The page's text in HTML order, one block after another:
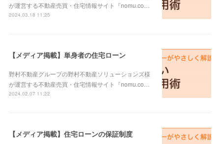
が運営する不動産売買・住宅情報サイト『nomu.co…
2024.03.18 11:25
【メディア掲載】単身者の住宅ローン
野村不動産グループの野村不動産ソリューションズ様
が運営する不動産売買・住宅情報サイト『nomu.co…
2024.02.07 11:22
【メディア掲載】住宅ローンの保証制度